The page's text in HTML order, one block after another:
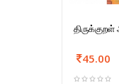
45.00